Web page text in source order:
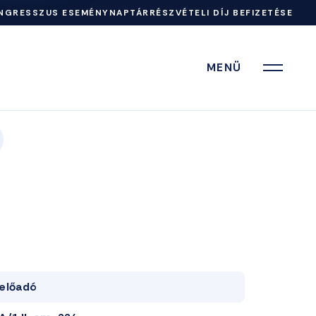
ESEMÉNYNAPTÁRRÉSZVÉTELI DÍJ BEFIZETÉSE
MENÜ
előadó